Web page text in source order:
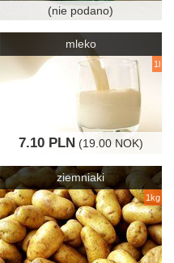
(nie podano)
mleko
1l
7.10 PLN (19.00 NOK)
ziemniaki
1kg